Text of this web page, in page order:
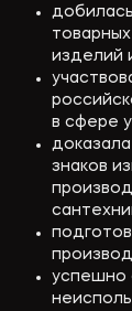
изделий
в сфере
знаков
успешно